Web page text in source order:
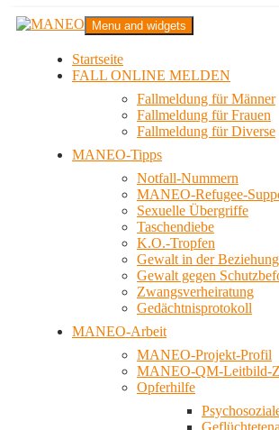
Zum
InhaltMANEO
Das schwule Anti-Gewalt-Projekt in Berlin
Menu and widgets
Startseite
FALL ONLINE MELDEN
Fallmeldung für Männer
Fallmeldung für Frauen
Fallmeldung für Diverse
MANEO-Tipps
Notfall-Nummern
MANEO-Refugee-
Sexuelle Übergriffe
Taschendiebe
K.O.-Tropfen
Gewalt in der Beziehung
Gewalt gegen
Zwangsverheiratung
Gedächtnisprotokoll
MANEO-Arbeit
MANEO-Projekt-Profil
MANEO-QM-Leitbild-
Opferhilfe